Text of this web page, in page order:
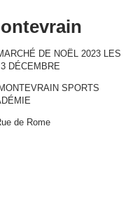
DE NOËL 2023 LES
DÉCEMBRE
SPORTS
de Rome